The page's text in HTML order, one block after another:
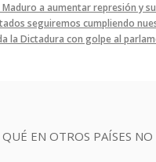
Maduro a aumentar represión y
seguiremos cumpliendo
la Dictadura con golpe al
QUÉ EN OTROS PAÍSES